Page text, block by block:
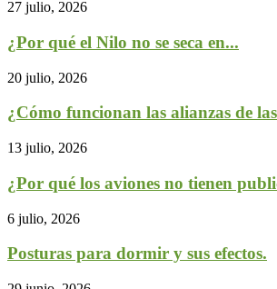
27 julio, 2026
¿Por qué el Nilo no se seca en...
20 julio, 2026
¿Cómo funcionan las alianzas de
13 julio, 2026
¿Por qué los aviones no tienen
6 julio, 2026
Posturas para dormir y sus efectos.